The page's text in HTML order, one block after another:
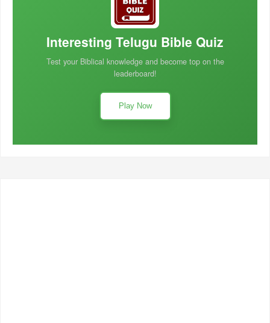
Interesting Telugu Bible Quiz
Test your Biblical knowledge and become top on the
leaderboard!
Play Now